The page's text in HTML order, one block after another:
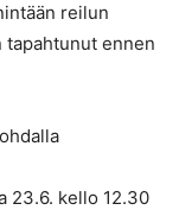
reilun
tapahtunut ennen
23.6. kello 12.30